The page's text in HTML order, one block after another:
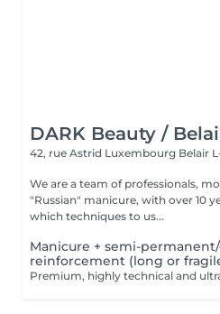
DARK Beauty /
42, rue Astrid Luxembourg Belair L-
We are a team of professionals,
"Russian" manicure, with over 10 years
which techniques to us...
Manicure + semi-
reinforcement (long or